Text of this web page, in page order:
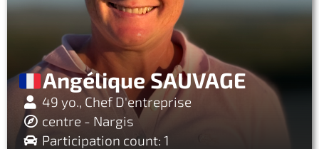
Angélique SAUVAGE
49 yo., Chef D'entreprise
centre - Nargis
Participation count: 1